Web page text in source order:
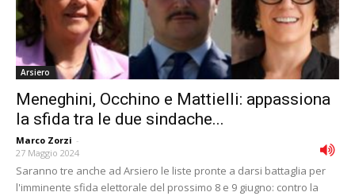
Arsiero
Meneghini, Occhino e Mattielli: appassiona
la sfida tra le due sindache...
Marco Zorzi -
27 Maggio 2024
Saranno tre anche ad Arsiero le liste pronte a darsi battaglia per
l'imminente sfida elettorale del prossimo 8 e 9 giugno: contro la